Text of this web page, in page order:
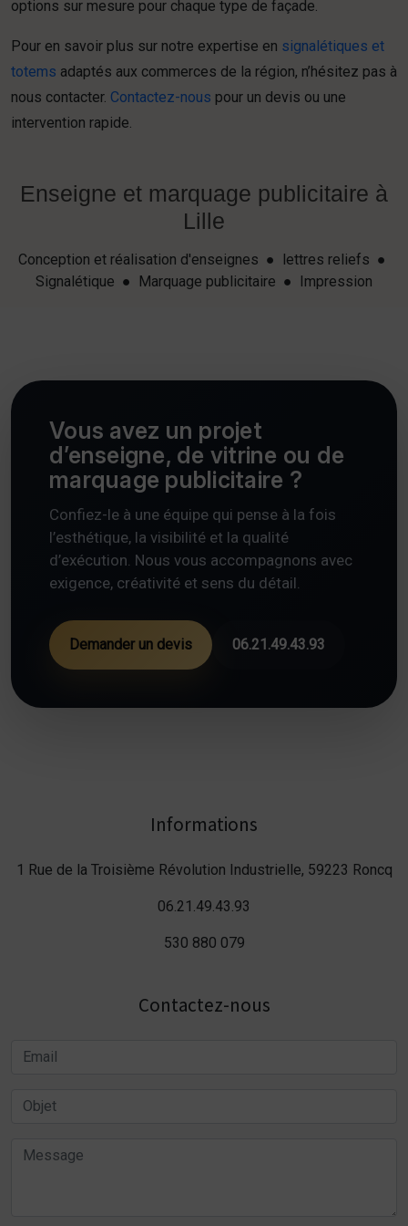
options sur mesure pour chaque type de façade.
Pour en savoir plus sur notre expertise en signalétiques et
totems adaptés aux commerces de la région, n’hésitez pas à
nous contacter. Contactez-nous pour un devis ou une
intervention rapide.
Enseigne et marquage publicitaire à
Lille
Conception et réalisation d'enseignes ● lettres reliefs ●
Signalétique ● Marquage publicitaire ● Impression
Vous avez un projet
d’enseigne, de vitrine ou de
marquage publicitaire ?
Confiez-le à une équipe qui pense à la fois
l’esthétique, la visibilité et la qualité
d’exécution. Nous vous accompagnons avec
exigence, créativité et sens du détail.
Demander un devis 06.21.49.43.93
Informations
1 Rue de la Troisième Révolution Industrielle, 59223 Roncq
06.21.49.43.93
530 880 079
Contactez-nous